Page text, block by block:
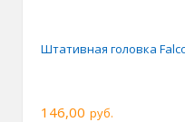
Штативная головка
146,00 руб.